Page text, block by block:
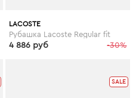
LACOSTE
Рубашка Lacoste Regular fit
-30%
4 886 руб
SALE